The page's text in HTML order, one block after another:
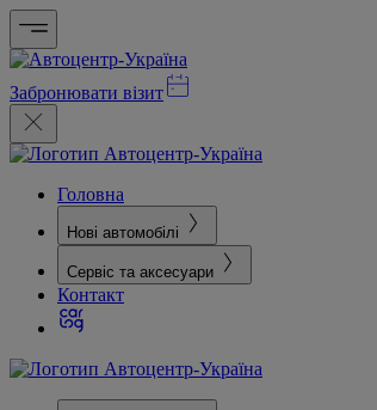
Забронювати візит
Головна
Нові автомобілі
Сервіс та аксесуари
Контакт